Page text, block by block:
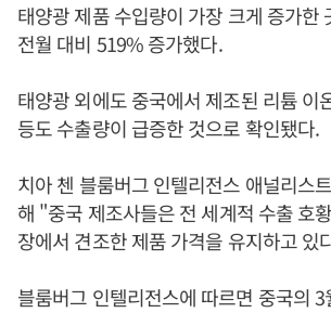
태양광 제품 수입량이 가장 크게 증가한
전월 대비 519% 증가했다.
태양광 외에도 중국에서 제조된 리튬 이
등도 수출량이 급증한 것으로 확인됐다.
치아 첸 블룸버그 인텔리전스 애널리스
해 "중국 제조사들은 전 세계적 수출 호
장에서 견조한 제품 가격을 유지하고 있
블룸버그 인텔리전스에 따르면 중국의